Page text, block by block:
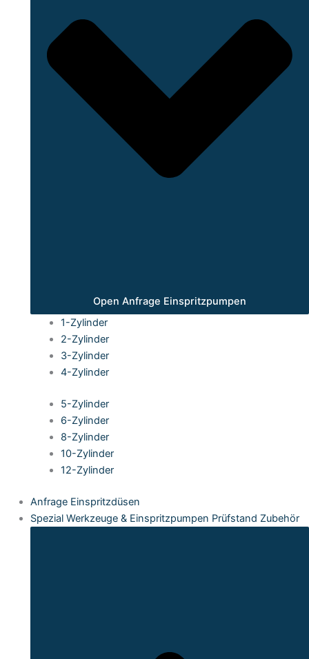
Open Anfrage Einspritzpumpen
1-Zylinder
2-Zylinder
3-Zylinder
4-Zylinder
5-Zylinder
6-Zylinder
8-Zylinder
10-Zylinder
12-Zylinder
Anfrage Einspritzdüsen
Spezial Werkzeuge & Einspritzpumpen Prüfstand Zubehör